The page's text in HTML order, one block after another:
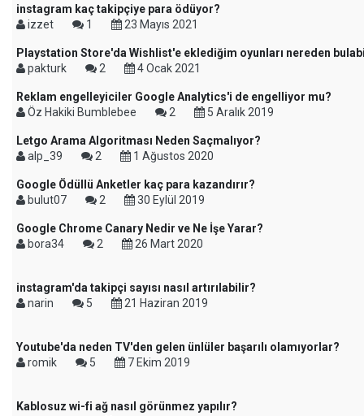
instagram kaç takipçiye para ödüyor?
izzet
1 23 Mayıs 2021
Playstation Store'da Wishlist'e eklediğim oyunları nereden
pakturk
2 4 Ocak 2021
Reklam engelleyiciler Google Analytics'i de engelliyor mu?
Öz Hakiki Bumblebee
2 5 Aralık 2019
Letgo Arama Algoritması Neden Saçmalıyor?
alp_39
2 1 Ağustos 2020
Google Ödüllü Anketler kaç para kazandırır?
bulut07
2 30 Eylül 2019
Google Chrome Canary Nedir ve Ne İşe Yarar?
bora34
2 26 Mart 2020
instagram'da takipçi sayısı nasıl artırılabilir?
narin
5 21 Haziran 2019
Youtube'da neden TV'den gelen ünlüler başarılı olamıyorlar?
romik
5 7 Ekim 2019
Kablosuz wi-fi ağ nasıl görünmez yapılır?